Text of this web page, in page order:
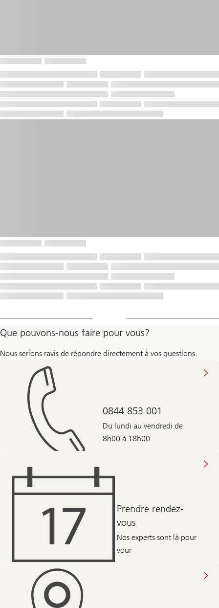
Que pouvons-nous faire pour vous?
Nous serions ravis de répondre directement à vos questions.
0844 853 001
Du lundi au vendredi de
8h00 à 18h00
Prendre rendez-
vous
Nos experts sont là pour
vour